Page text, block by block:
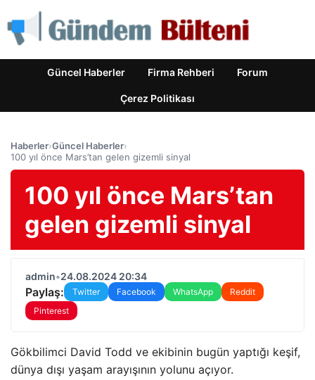
Güncel Haberler Firma Rehberi Forum
Çerez Politikası
Haberler›Güncel Haberler›
100 yıl önce Mars’tan gelen gizemli sinyal
100 yıl önce Mars’tan
gelen gizemli sinyal
admin•24.08.2024 20:34
Paylaş: Twitter Facebook WhatsApp
Reddit
Pinterest
Gökbilimci David Todd ve ekibinin bugün yaptığı keşif,
dünya dışı yaşam arayışının yolunu açıyor.